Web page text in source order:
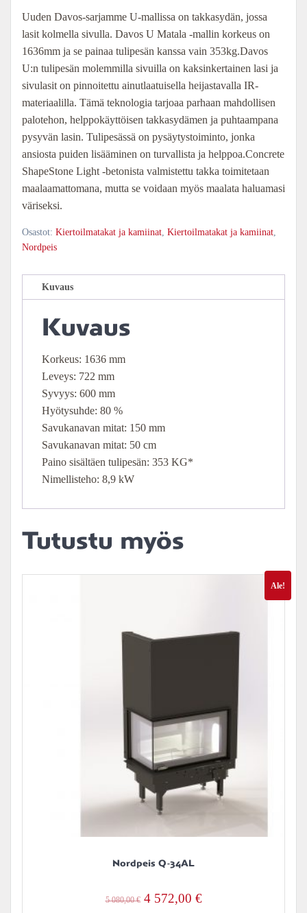
hinta
oli:
7
200,00 €.
hinta
on:
6
480,00 €.
Uuden Davos-sarjamme U-mallissa on takkasydän, jossa
lasit kolmella sivulla. Davos U Matala -mallin korkeus on
1636mm ja se painaa tulipesän kanssa vain 353kg.Davos
U:n tulipesän molemmilla sivuilla on kaksinkertainen lasi ja
sivulasit on pinnoitettu ainutlaatuisella heijastavalla IR-
materiaalilla. Tämä teknologia tarjoaa parhaan mahdollisen
palotehon, helppokäyttöisen takkasydämen ja puhtaampana
pysyvän lasin. Tulipesässä on pysäytystoiminto, jonka
ansiosta puiden lisääminen on turvallista ja helppoa.Concrete
ShapeStone Light -betonista valmistettu takka toimitetaan
maalaamattomana, mutta se voidaan myös maalata haluamasi
väriseksi.
Osastot: Kiertoilmatakat ja kamiinat Kiertoilmatakat ja kamiinat
Nordpeis
Kuvaus
Kuvaus
Korkeus: 1636 mm
Leveys: 722 mm
Syvyys: 600 mm
Hyötysuhde: 80 %
Savukanavan mitat: 150 mm
Savukanavan mitat: 50 cm
Paino sisältäen tulipesän: 353 KG*
Nimellisteho: 8,9 kW
Tutustu myös
Ale!
Nordpeis Q-34AL
5 080,00€ Alkuperäinen
4 572,00 €Nykyinen